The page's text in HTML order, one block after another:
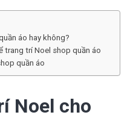
áo hay không?
trang trí Noel shop quần áo
quần áo
Noel cho